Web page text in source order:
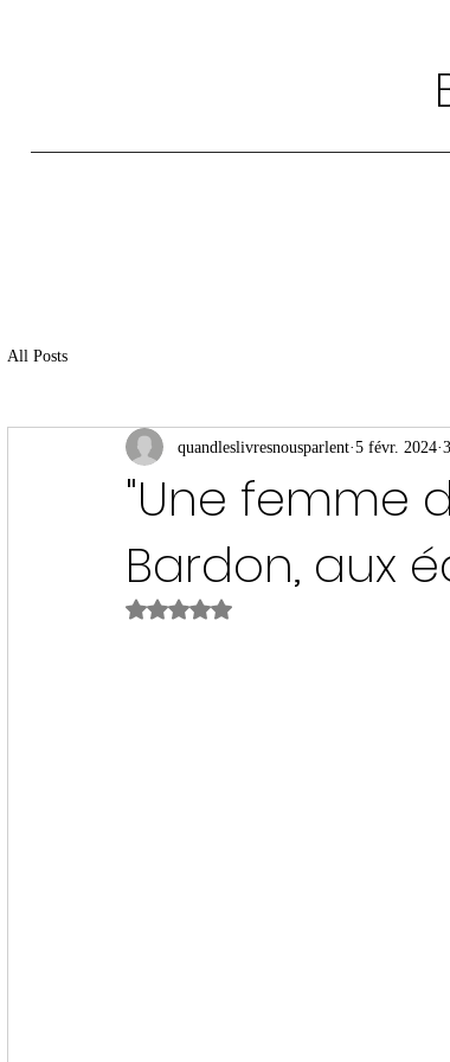
All Posts
"Une femme
Bardon, aux
quandleslivresnousparlent 5 févr. 2024
Noté NaN étoiles sur 5.